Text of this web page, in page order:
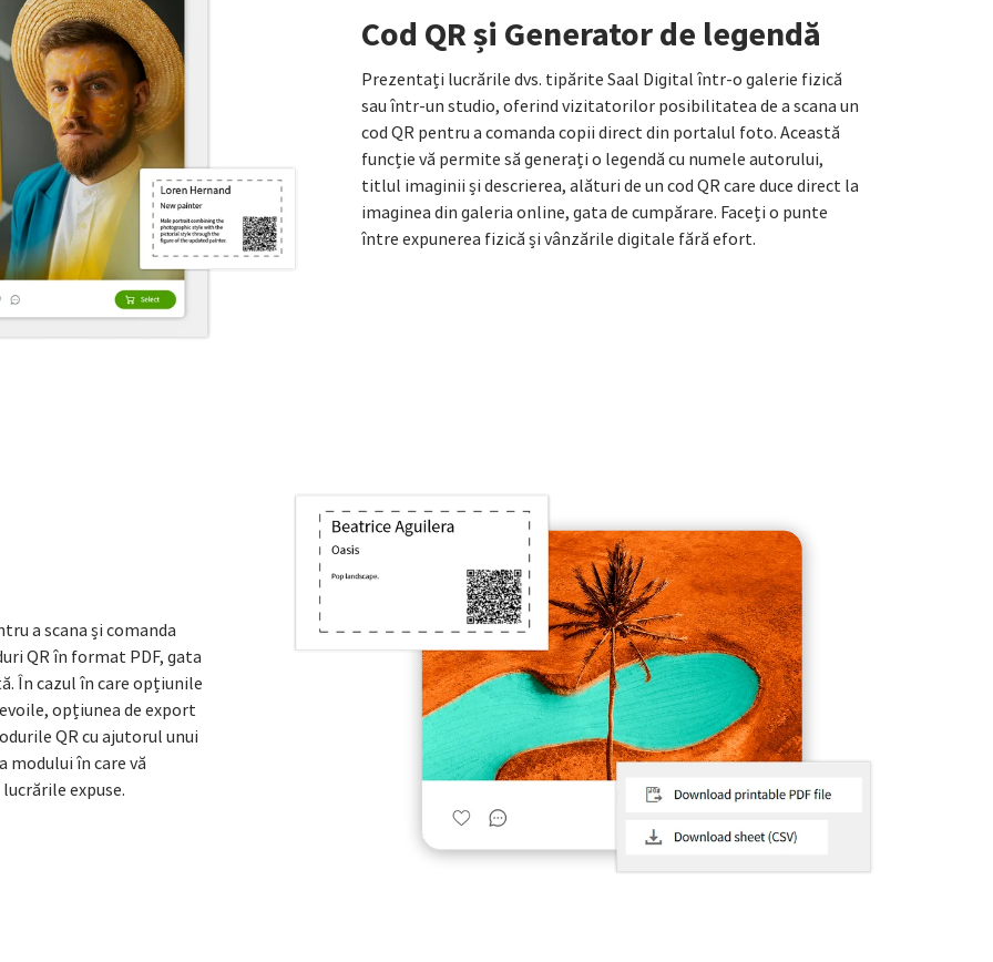
Cod QR și Generator de legendă
Prezentați lucrările dvs. tipărite Saal Digital într-o galerie fizică
sau într-un studio, oferind vizitatorilor posibilitatea de a scana un
cod QR pentru a comanda copii direct din portalul foto. Această
funcție vă permite să generați o legendă cu numele autorului,
titlul imaginii și descrierea, alături de un cod QR care duce direct la
imaginea din galeria online, gata de cumpărare. Faceți o punte
între expunerea fizică și vânzările digitale fără efort.
a scana și comanda
QR în format PDF, gata
În cazul în care opțiunile
opțiunea de export
QR cu ajutorul unui
în care vă
expuse.